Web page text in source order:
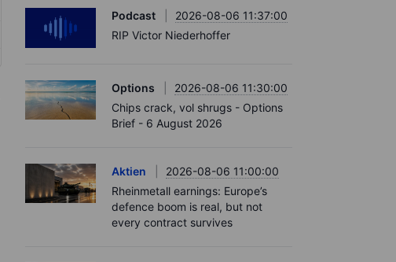
Podcast
2026-08-06 11:37:00
RIP Victor Niederhoffer
Options
2026-08-06 11:30:00
Chips crack, vol shrugs - Options
Brief - 6 August 2026
Aktien
2026-08-06 11:00:00
Rheinmetall earnings: Europe’s
defence boom is real, but not
every contract survives